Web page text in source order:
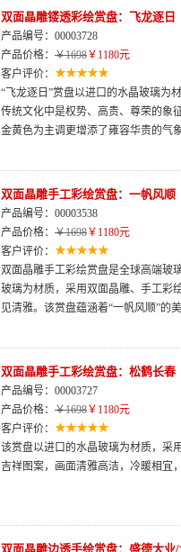
双面晶雕镂透彩绘赏盘：飞龙逐日
产品编号：00003728
产品价格： ￥1698￥1180元
客户评价：
“飞龙逐日”赏盘以进口的水晶玻璃为
传统文化中是权势、高贵、尊荣的象
金黄色为主调更增添了雍容华贵的气象
双面晶雕手工彩绘赏盘：一帆风顺
产品编号：00003538
产品价格： ￥1698￥1180元
客户评价：
双面晶雕手工彩绘赏盘是全球高端玻
玻璃为材质，采用双面晶雕、手工彩
见清雅。该赏盘蕴涵着“一帆风顺”的
双面晶雕手工彩绘赏盘：松鹤长春
产品编号：00003727
产品价格： ￥1698￥1180元
客户评价：
该赏盘以进口的水晶玻璃为材质，采
吉祥图案，画面清雅高洁，冷暖相宜
双面晶雕边透手绘赏盘：盛德大业/